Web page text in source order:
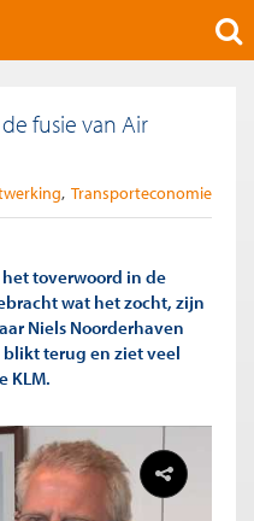
fusie van Air
Transporteconomie
toverwoord in de
wat het zocht, zijn
Niels Noorderhaven
terug en ziet veel
KLM.